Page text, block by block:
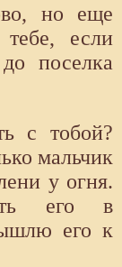
но еще
если
поселка
с тобой?
мальчик
у огня.
его в
его к